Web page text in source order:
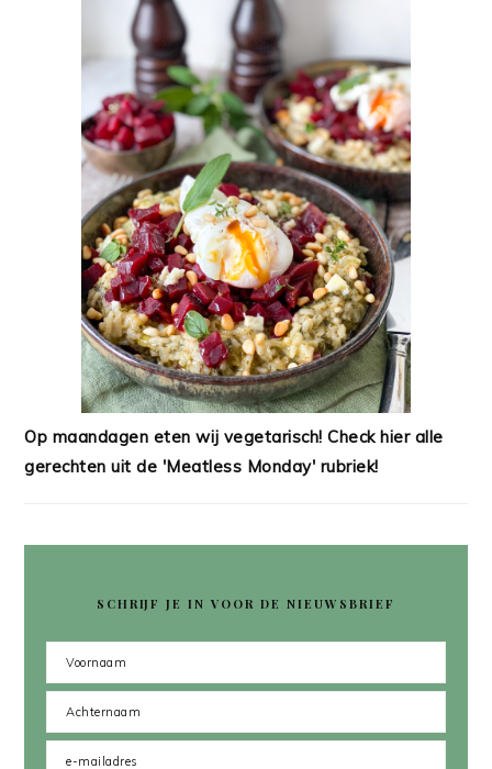
Op maandagen eten wij vegetarisch! Check hier alle
gerechten uit de 'Meatless Monday' rubriek!
SCHRIJF JE IN VOOR DE NIEUWSBRIEF